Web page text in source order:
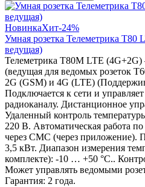
НовинкаХит-24%
Умная розетка Телеметрика Т80
ведущая)
Телеметрика Т80M LTE (4G+2G)
(ведущая для ведомых розеток
2G (GSM) и 4G (LTE)
Подключается к сети и
радиоканалу. Дистанционное
Удаленный контроль
220 В. Автоматическая работа
через СМС (через приложение).
3,5 кВт. Диапазон измерения
комплекте): -10 … +50 °C..
Может управлять ведомыми
Гарантия: 2 года.